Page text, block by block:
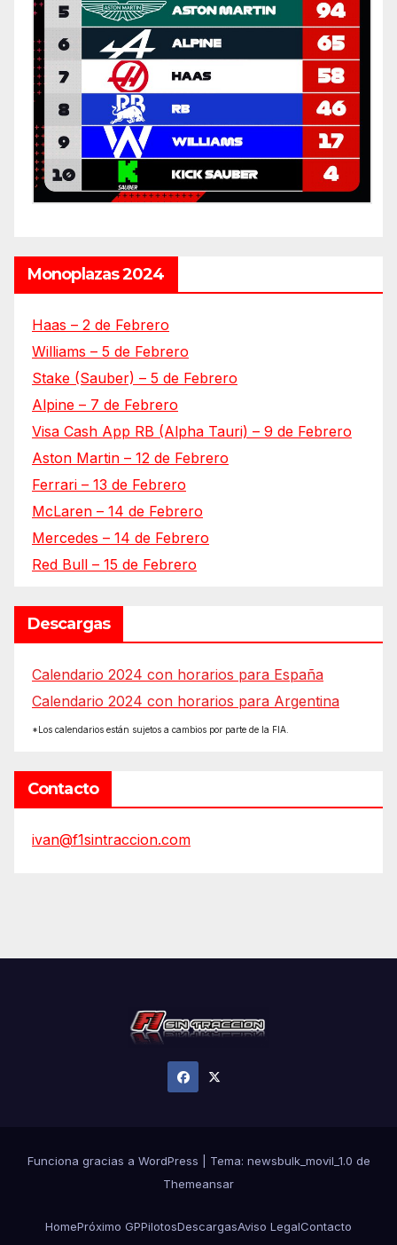
Monoplazas 2024
Haas – 2 de Febrero
Williams – 5 de Febrero
Stake (Sauber) – 5 de Febrero
Alpine – 7 de Febrero
Visa Cash App RB (Alpha Tauri) – 9 de Febrero
Aston Martin – 12 de Febrero
Ferrari – 13 de Febrero
McLaren – 14 de Febrero
Mercedes – 14 de Febrero
Red Bull – 15 de Febrero
Descargas
Calendario 2024 con horarios para España
Calendario 2024 con horarios para Argentina
*Los calendarios están sujetos a cambios por parte de la FIA.
Contacto
ivan@f1sintraccion.com
Funciona gracias a WordPress Tema: newsbulk_movil_1.0 de
Themeansar
HomePróximo GPPilotosDescargasAviso LegalContacto